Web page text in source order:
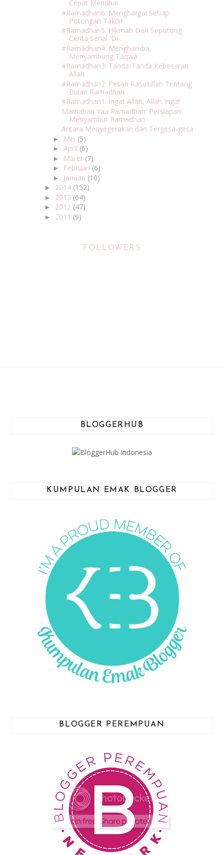
Cepat Meridhai
#Ramadhan6: Menghargai Setiap
Potongan Takdir
#Ramadhan5: Hikmah Dari Sepotong
Cerita Serial 'Di...
#Ramadhan4: Menghamba,
Menyambung Taqwa
#Ramadhan3: Tanda-Tanda Kebesaran
Allah
#Ramadhan2: Pesan Rasulullah Tentang
Bulan Ramadhan
#Ramadhan1: Ingat Allah, Allah Ingat
Marhaban Yaa Ramadhan: Persiapan
Menyambut Ramadhan
Antara Menyegerakan dan Tergesa-gesa
► Mei (5)
►April (6)
► Maret (7)
► Februari (6)
► Januari (10)
► 2014 (152)
► 2013 (64)
► 2012 (47)
► 2011 (9)
FOLLOWERS
BLOGGERHUB
KUMPULAN EMAK BLOGGER
BLOGGER PEREMPUAN